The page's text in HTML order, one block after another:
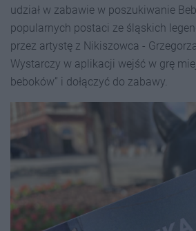
udział w zabawie w poszukiwanie
popularnych postaci ze śląskich
przez artystę z Nikiszowca -
Wystarczy w aplikacji wejść w grę
beboków” i dołączyć do zabawy.